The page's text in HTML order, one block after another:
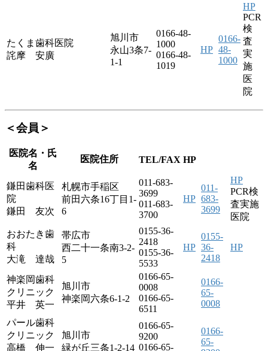
たくま歯科医院
詫摩 安廣
旭川市
永山3条7-
1-1
0166-48-
1000
0166-48-
1019
HP
0166-
48-
1000
HP
PCR
検
査
実
施
医
院
＜会員＞
医院名・氏
名
医院住所 TEL/FAX HP
鎌田歯科医
院
鎌田 友次
札幌市手稲区
前田六条16丁目1-
6
011-683-
3699
011-683-
3700
HP
011-
683-
3699
HP
PCR検
査実施
医院
おおたき歯
科
大滝 達哉
帯広市
西二十一条南3-2-
5
0155-36-
2418
0155-36-
5533
HP
0155-
36-
2418
HP
神楽岡歯科
クリニック
平井 英一
旭川市
神楽岡六条6-1-2
0166-65-
0008
0166-65-
6511
0166-
65-
0008
パール歯科
クリニック
高橋 伸一
旭川市
緑が丘三条1-2-14
0166-65-
9200
0166-65-
0166-
65-